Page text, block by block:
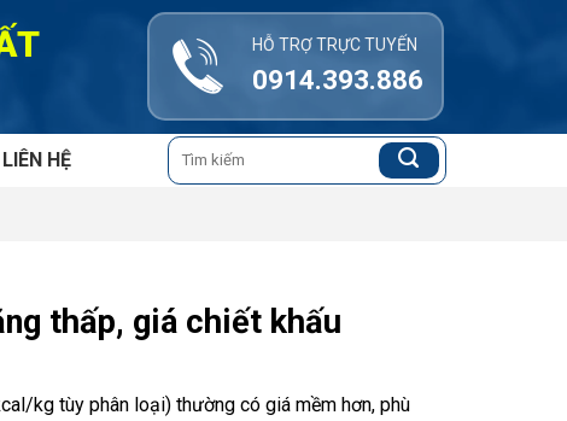
HỖ TRỢ TRỰC TUYẾN
0914.393.886
LIÊN HỆ
Tìm
kiếm:
thấp, giá chiết khấu
kg tùy phân loại) thường có giá mềm hơn, phù